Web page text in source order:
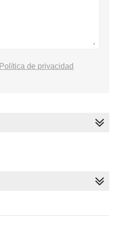
Política de privacidad